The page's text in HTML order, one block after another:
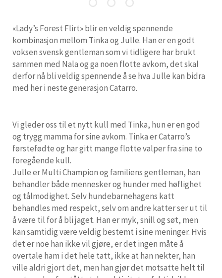
«Lady’s Forest Flirt» blir en veldig spennende
kombinasjon mellom Tinka og Julle. Han er en godt
voksen svensk gentleman som vi tidligere har brukt
sammen med Nala og ga noen flotte avkom, det skal
derfor nå bli veldig spennende å se hva Julle kan bidra
med her i neste generasjon Catarro.
Vi gleder oss til et nytt kull med Tinka, hun er en god
og trygg mamma for sine avkom. Tinka er Catarro’s
førstefødte og har gitt mange flotte valper fra sine to
foregående kull.
Julle er Multi Champion og familiens gentleman, han
behandler både mennesker og hunder med høflighet
og tålmodighet. Selv hundebarnehagens katt
behandles med respekt, selv om andre katter ser ut til
å være til for å bli jaget. Han er myk, snill og søt, men
kan samtidig være veldig bestemt i sine meninger. Hvis
det er noe han ikke vil gjøre, er det ingen måte å
overtale ham i det hele tatt, ikke at han nekter, han
ville aldri gjort det, men han gjør det motsatte helt til